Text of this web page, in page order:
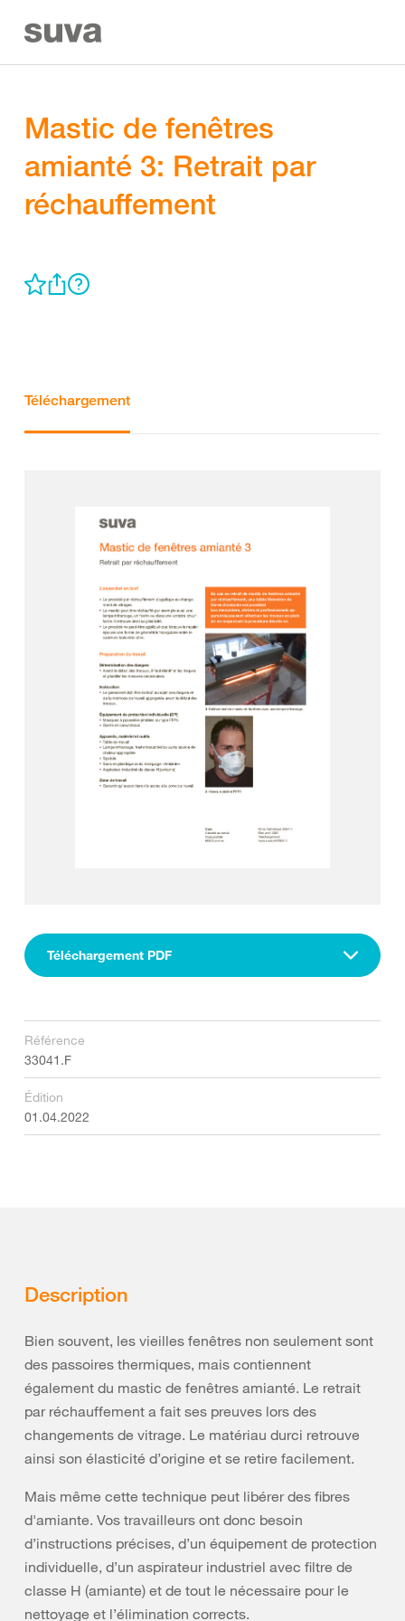
Mastic de fenêtres
amianté 3: Retrait par
réchauffement
Téléchargement
Téléchargement PDF
Référence
33041.F
Édition
01.04.2022
Description
Bien souvent, les vieilles fenêtres non seulement sont
des passoires thermiques, mais contiennent
également du mastic de fenêtres amianté. Le retrait
par réchauffement a fait ses preuves lors des
changements de vitrage. Le matériau durci retrouve
ainsi son élasticité d’origine et se retire facilement.
Mais même cette technique peut libérer des fibres
d'amiante. Vos travailleurs ont donc besoin
d’instructions précises, d’un équipement de protection
individuelle, d’un aspirateur industriel avec filtre de
classe H (amiante) et de tout le nécessaire pour le
nettoyage et l’élimination corrects.